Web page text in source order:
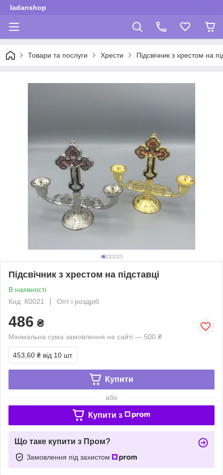
ladanshop
Товари та послуги Хрести Підсвічник з хрестом на
Підсвічник з хрестом на підставці
В наявності
Код: К0021
Опт і роздріб
486 ₴
Мінімальна сума замовлення на сайті — 500 ₴
453,60 ₴ від 10 шт.
Купити
або
Купити з
Що таке купити з Пром?
Замовлення під захистом